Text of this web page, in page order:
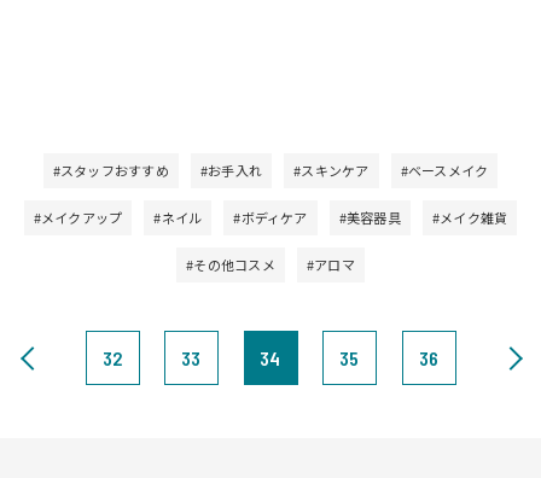
#スタッフおすすめ #お手入れ #スキンケア #ベースメイク
#メイクアップ #ネイル #ボディケア #美容器具 #メイク雑貨
#その他コスメ #アロマ
32 33 34 35 36